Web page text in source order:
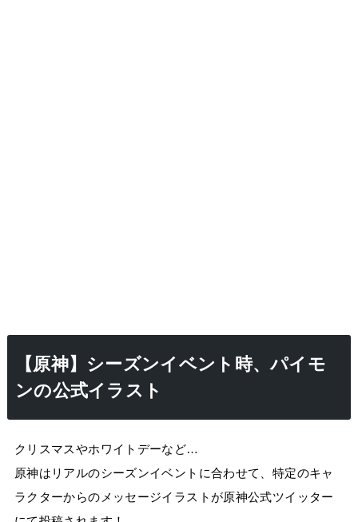
【原神】シーズンイベント時、パイモ
ンの公式イラスト
クリスマスやホワイトデーなど…
原神はリアルのシーズンイベントに合わせて、特定のキャ
ラクターからのメッセージイラストが原神公式ツイッター